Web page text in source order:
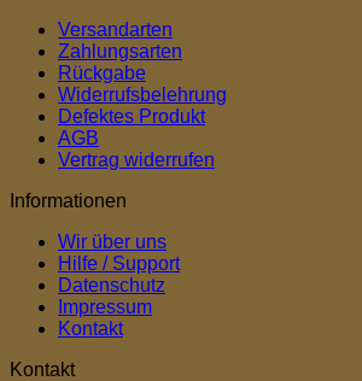
Versandarten
Zahlungsarten
Rückgabe
Widerrufsbelehrung
Defektes Produkt
AGB
Vertrag widerrufen
Informationen
Wir über uns
Hilfe / Support
Datenschutz
Impressum
Kontakt
Kontakt